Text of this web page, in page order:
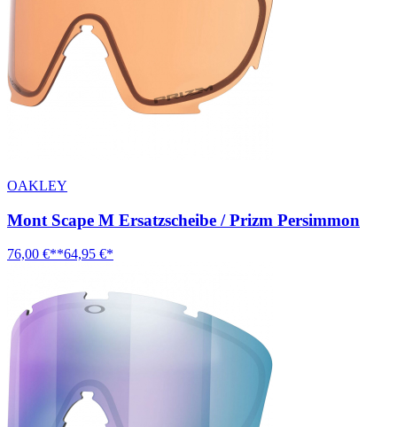
OAKLEY
Mont Scape M Ersatzscheibe / Prizm Persimmon
76,00 €**64,95 €*